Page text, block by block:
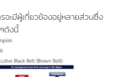
จะมีผู้เกี่ยวข้องอยู่หลายส่วนซึ่ง
ดังนี้